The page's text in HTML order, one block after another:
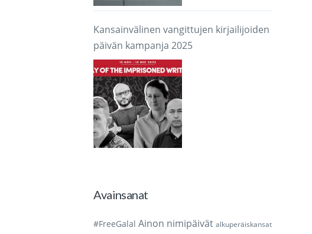
Kansainvälinen vangittujen kirjailijoiden
päivän kampanja 2025
Avainsanat
#FreeGalal Ainon nimipäivät alkuperäiskansat